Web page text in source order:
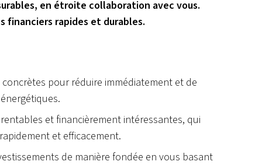
en étroite collaboration avec vous.
financiers rapides et durables.
pour réduire immédiatement et de
et financièrement intéressantes, qui
et efficacement.
de manière fondée en vous basant